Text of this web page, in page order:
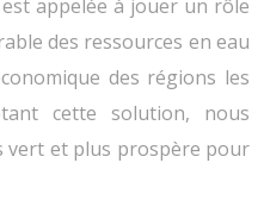
appelée à jouer un rôle
des ressources en eau
des régions les
cette solution, nous
vert et plus prospère pour